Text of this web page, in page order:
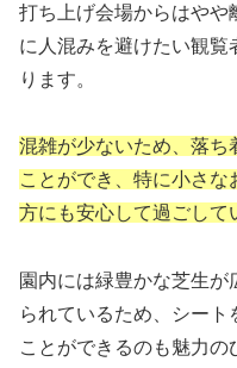
打ち上げ会場からはやや
に人混みを避けたい観覧
ります。
混雑が少ないため、落ち
ことができ、特に小さ
方にも安心して過ごして
園内には緑豊かな芝生
られているため、シー
ことができるのも魅力の